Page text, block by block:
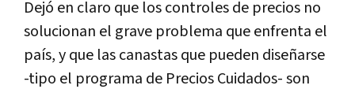
Dejó en claro que los controles de precios no
solucionan el grave problema que enfrenta el
país, y que las canastas que pueden diseñarse
-tipo el programa de Precios Cuidados- son